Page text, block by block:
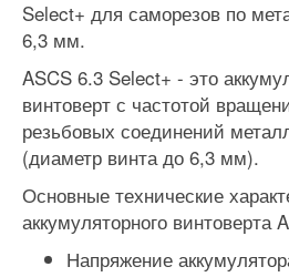
Select+ для саморезов по
6,3 мм.
ASCS 6.3 Select+ - это
винтоверт с частотой
резьбовых соединений
(диаметр винта до 6,3 мм).
Основные технические
аккумуляторного винтоверта
Напряжение